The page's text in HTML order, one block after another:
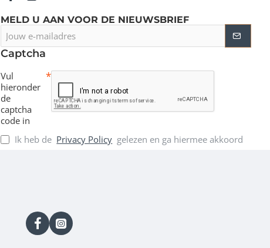
MELD U AAN VOOR DE NIEUWSBRIEF
Jouw
e-
mailadres
Captcha
Vul
hieronder
de
captcha
code in
Ik heb de Privacy Policy gelezen en ga hiermee akkoord